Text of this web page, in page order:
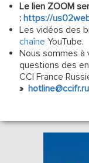
Le lien ZOOM
: https://
Les vidéos des
chaîne YouTube.
Nous sommes à
questions des
CCI France
» hotline@ccifr.ru